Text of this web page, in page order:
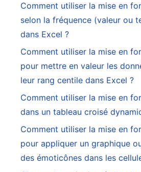
Comment utiliser la mise en
selon la fréquence (valeur ou
dans Excel ?
Comment utiliser la mise en
pour mettre en valeur les
leur rang centile dans Excel ?
Comment utiliser la mise en
dans un tableau croisé
Comment utiliser la mise en
pour appliquer un graphique
des émoticônes dans les